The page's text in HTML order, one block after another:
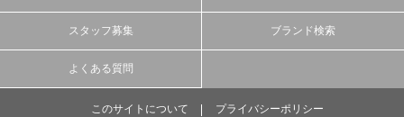
スタッフ募集 ブランド検索
よくある質問
このサイトについて
プライバシーポリシー